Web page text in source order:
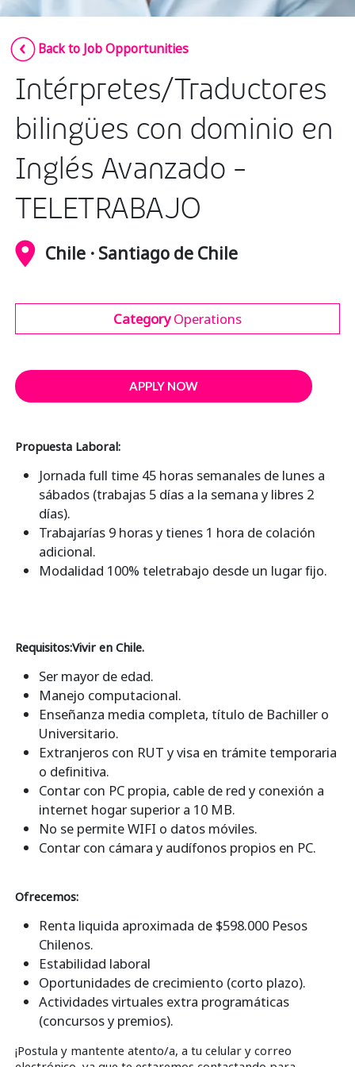
Smartshoring
Work-from-home solution
Insurance
Media
Retail and e-commerce
Technology
Travel, hospitality, and cargo
Back to Job Opportunities
Intérpretes/Traductores
bilingües con dominio en
Inglés Avanzado -
TELETRABAJO
Chile · Santiago de Chile
CategoryOperations
APPLY NOW
Propuesta Laboral:
Jornada full time 45 horas semanales de lunes a
sábados (trabajas 5 días a la semana y libres 2
días).
Trabajarías 9 horas y tienes 1 hora de colación
adicional.
Modalidad 100% teletrabajo desde un lugar fijo.
Requisitos:Vivir en Chile.
Ser mayor de edad.
Manejo computacional.
Enseñanza media completa, título de Bachiller o
Universitario.
Extranjeros con RUT y visa en trámite temporaria
o definitiva.
Contar con PC propia, cable de red y conexión a
internet hogar superior a 10 MB.
No se permite WIFI o datos móviles.
Contar con cámara y audífonos propios en PC.
Ofrecemos:
Renta liquida aproximada de $598.000 Pesos
Chilenos.
Estabilidad laboral
Oportunidades de crecimiento (corto plazo).
Actividades virtuales extra programáticas
(concursos y premios).
¡Postula y mantente atento/a, a tu celular y correo